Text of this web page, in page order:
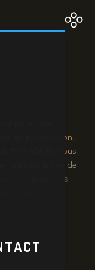
de prospection,
PARAGON. Vous
utilisant le lien de
Pour en savoir plus